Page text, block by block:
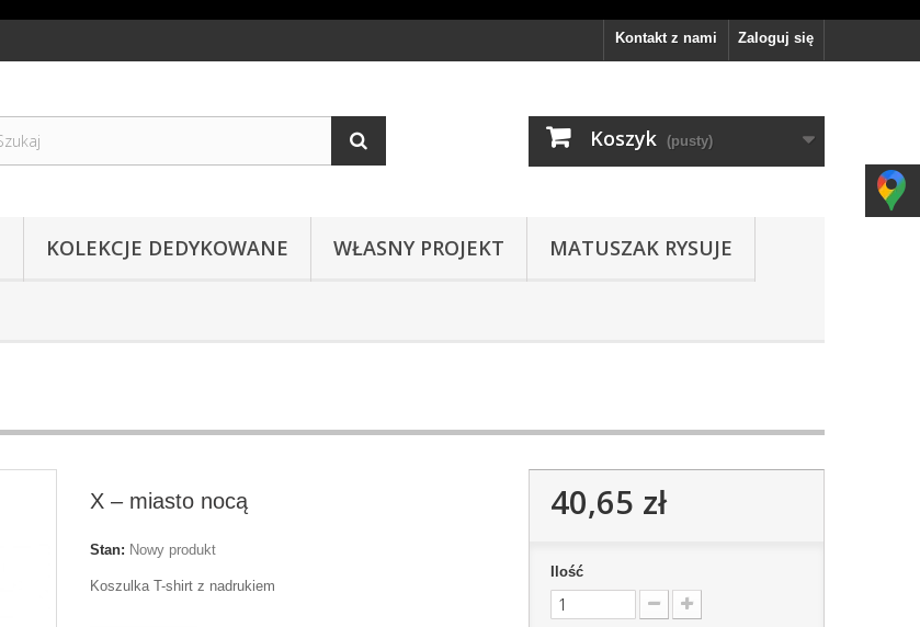
Zaloguj się
Kontakt z nami
Koszyk (pusty)
KOLEKCJE DEDYKOWANE WŁASNY PROJEKT MATUSZAK RYSUJE
X – miasto nocą
Stan: Nowy produkt
Koszulka T-shirt z nadrukiem
40,65 zł
Ilość